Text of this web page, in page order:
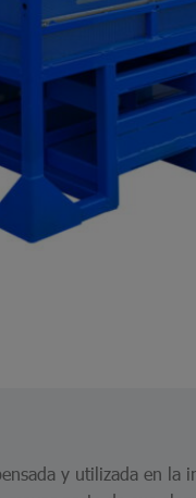
y utilizada en